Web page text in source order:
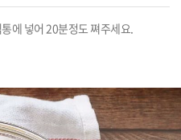
에 넣어 20분정도 쪄주세요.